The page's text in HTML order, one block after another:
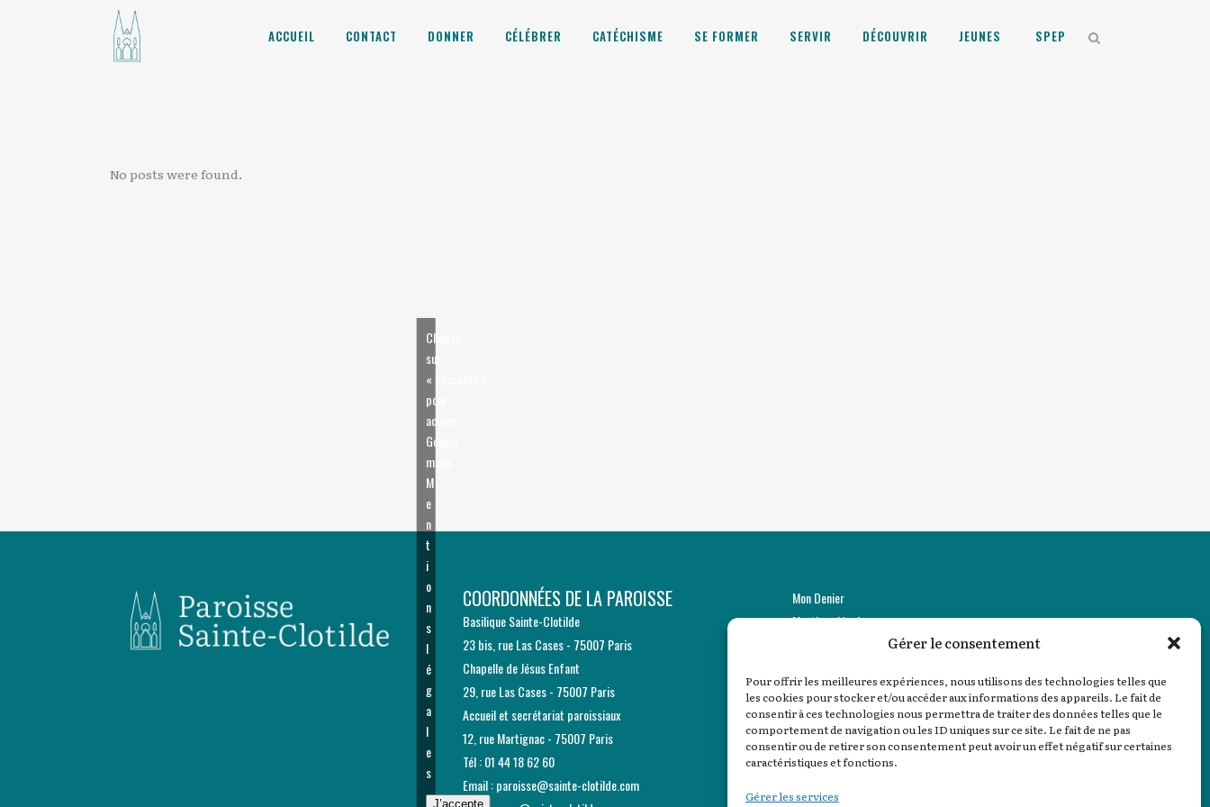
Gérer le consentement
Pour offrir les meilleures expériences, nous utilisons des technologies telles que
les cookies pour stocker et/ou accéder aux informations des appareils. Le fait de
consentir à ces technologies nous permettra de traiter des données telles que le
comportement de navigation ou les ID uniques sur ce site. Le fait de ne pas
consentir ou de retirer son consentement peut avoir un effet négatif sur certaines
caractéristiques et fonctions.
Gérer les services
ACCUEIL CONTACT DONNER CÉLÉBRER CATÉCHISME SE FORMER SERVIR DÉCOUVRIR JEUNES SPEP
No posts were found.
Cliquez
sur
« J’accepte »
pour
activer
Google
maps
M
e
n
t
i
o
n
s
l
é
g
a
l
e
s
J’accepte
COORDONNÉES DE LA PAROISSE
Basilique Sainte-Clotilde
23 bis, rue Las Cases - 75007 Paris
Chapelle de Jésus Enfant
29, rue Las Cases - 75007 Paris
Accueil et secrétariat paroissiaux
12, rue Martignac - 75007 Paris
Tél : 01 44 18 62 60
Email :paroisse@sainte-clotilde.com
Mon Denier
Mentions légales